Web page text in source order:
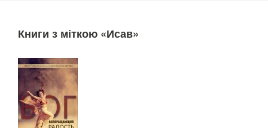
Книги з міткою «Исав»